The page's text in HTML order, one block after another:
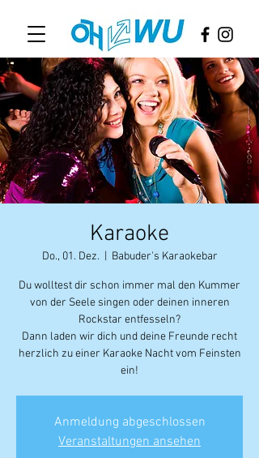
Karaoke
Do., 01. Dez. Babuder's Karaokebar
Du wolltest dir schon immer mal den Kummer
von der Seele singen oder deinen inneren
Rockstar entfesseln?
Dann laden wir dich und deine Freunde recht
herzlich zu einer Karaoke Nacht vom Feinsten
ein!
Anmeldung abgeschlossen
Veranstaltungen ansehen